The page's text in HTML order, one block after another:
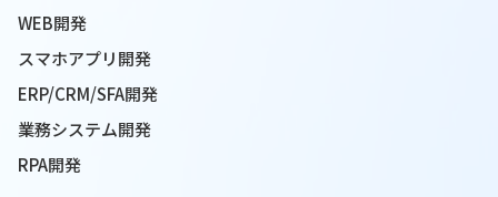
WEB開発
スマホアプリ開発
ERP/CRM/SFA開発
業務システム開発
RPA開発